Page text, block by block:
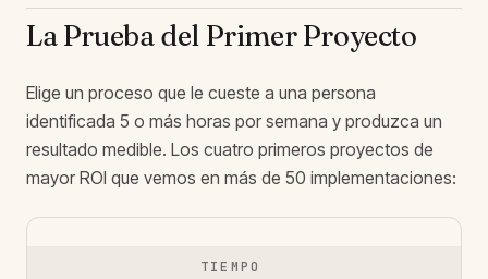
La Prueba del Primer Proyecto
Elige un proceso que le cueste a una persona
identificada 5 o más horas por semana y produzca un
resultado medible. Los cuatro primeros proyectos de
mayor ROI que vemos en más de 50 implementaciones:
TIEMPO